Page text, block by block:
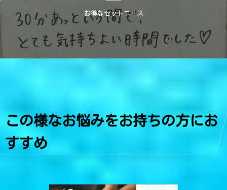
お得なセットコース
この様なお悩みをお持ちの方にお
すすめ